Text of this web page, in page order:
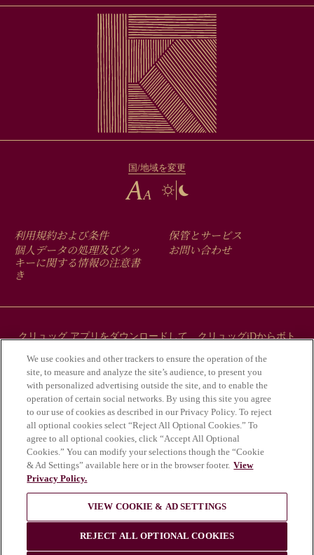
国/地域を変更
FOOTER
MENU
利用規約および条件
個人データの処理及びクッ
キーに関する情報の注意書
き
保管とサービス
お問い合わせ
クリュッグ アプリをダウンロードして、クリュッグiDからボト
アルコールの乱用は健康にとって危険であ
り、適度な飲酒が必要である。
We use cookies and other trackers to ensure the operation of the
site, to measure and analyze the site’s audience, to present you
with personalized advertising outside the site, and to enable the
operation of certain social networks. By using this site you agree
to our use of cookies as described in our Privacy Policy. To reject
all optional cookies select “Reject All Optional Cookies.” To
agree to all optional cookies, click “Accept All Optional
Cookies.” You can modify your selections though the “Cookie
& Ad Settings” available here or in the browser footer. View
Privacy Policy.
VIEW COOKIE & AD SETTINGS
REJECT ALL OPTIONAL COOKIES